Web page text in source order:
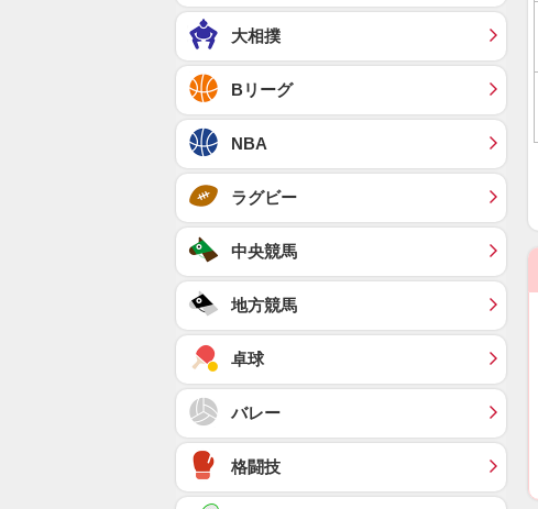
大相撲
Bリーグ
NBA
ラグビー
中央競馬
地方競馬
卓球
バレー
格闘技